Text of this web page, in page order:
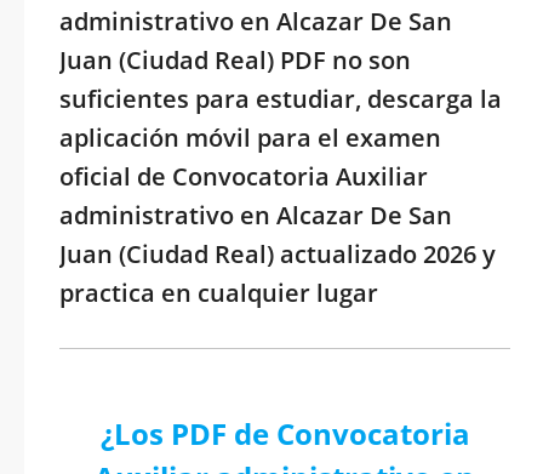
administrativo en Alcazar De San
Juan (Ciudad Real) PDF no son
suficientes para estudiar, descarga la
aplicación móvil para el examen
oficial de Convocatoria Auxiliar
administrativo en Alcazar De San
Juan (Ciudad Real) actualizado 2026 y
practica en cualquier lugar
¿Los PDF de Convocatoria